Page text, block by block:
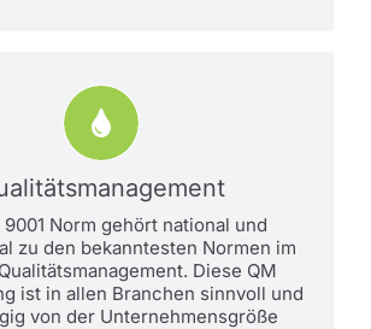
9001 Norm gehört national und
zu den bekanntesten Normen im
Diese QM
ist in allen Branchen sinnvoll und
von der Unternehmensgröße
(ISO 9001)
der ISO9001-
ist die Messung der
Das votepad
perfekte Werkzeug.
mehr